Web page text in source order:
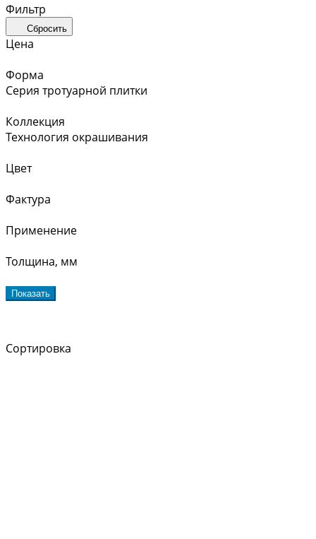
Фильтр
Сбросить
Цена
Форма
Серия тротуарной плитки
Коллекция
Технология окрашивания
Цвет
Фактура
Применение
Толщина, мм
Показать
Сортировка